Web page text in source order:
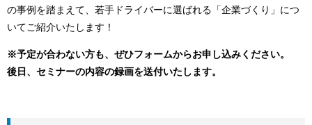
の事例を踏まえて、若手ドライバーに選ばれる「企業づくり」につ
いてご紹介いたします！
※予定が合わない方も、ぜひフォームからお申し込みください。
後日、セミナーの内容の録画を送付いたします。